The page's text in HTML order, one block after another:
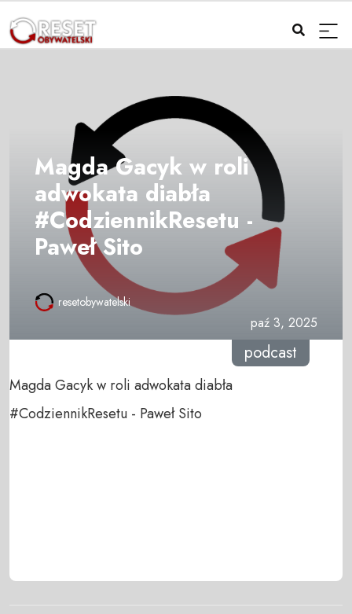
Magda Gacyk w roli
adwokata diabła
#CodziennikResetu -
Paweł Sito
resetobywatelski
paź 3, 2025
podcast
Magda Gacyk w roli adwokata diabła
#CodziennikResetu - Paweł Sito